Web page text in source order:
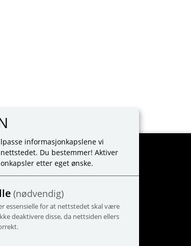
COOKIES
informasjonkapslene vi
Du bestemmer! Aktiver
etter eget ønske.
(nødvendig)
essensielle for at nettstedet skal være
deaktivere disse, da nettsiden ellers